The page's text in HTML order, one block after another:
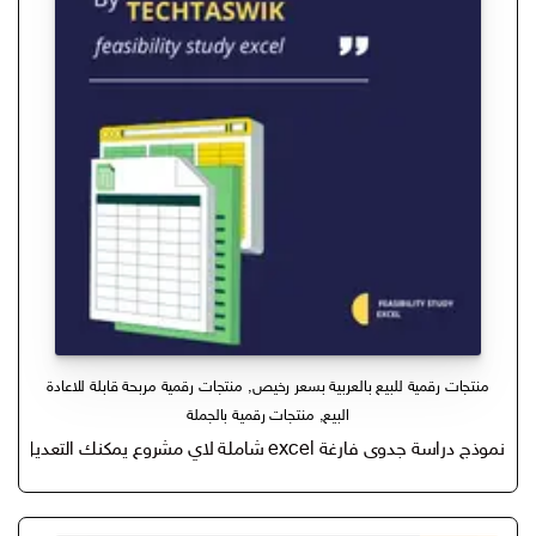
منتجات رقمية للبيع بالعربية بسعر رخيص, منتجات رقمية مربحة قابلة للاعادة
البيع, منتجات رقمية بالجملة
نموذج دراسة جدوى فارغة excel شاملة لاي مشروع يمكنك التعديل عليه